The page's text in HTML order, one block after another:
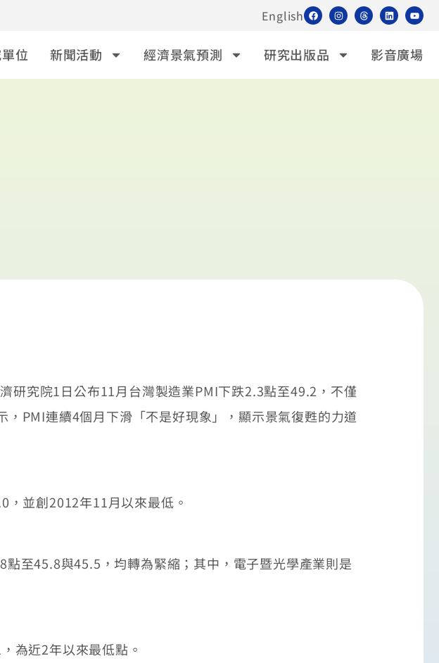
English
位 新聞活動 經濟景氣預測 研究出版品 影音廣場
究院1日公布11月台灣製造業PMI下跌2.3點至49.2，不僅
PMI連續4個月下滑「不是好現象」，顯示景氣復甦的力道
並創2012年11月以來最低。
至45.8與45.5，均轉為緊縮；其中，電子暨光學產業則是
為近2年以來最低點。